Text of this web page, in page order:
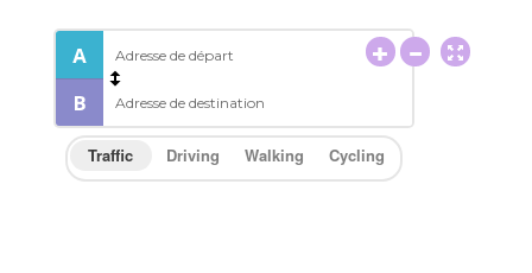
Traffic Driving Walking Cycling